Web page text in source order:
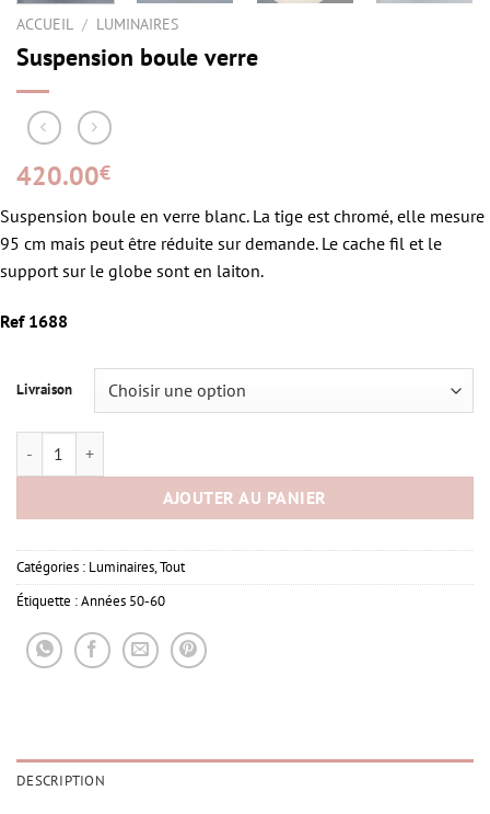
ACCUEIL / LUMINAIRES
Suspension boule verre
420.00€
Suspension boule en verre blanc. La tige est chromé, elle mesure
95 cm mais peut être réduite sur demande. Le cache fil et le
support sur le globe sont en laiton.
Ref 1688
Livraison
quantité de Suspension boule verre
AJOUTER AU PANIER
Catégories : Luminaires,Tout
Étiquette :Années 50-60
DESCRIPTION